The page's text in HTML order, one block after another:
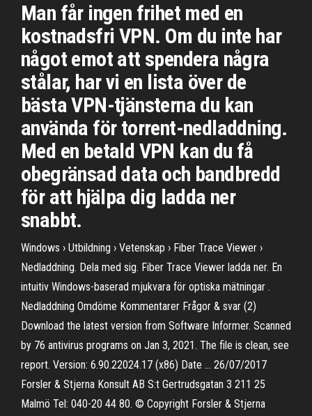
Man får ingen frihet med en
kostnadsfri VPN. Om du inte har
något emot att spendera några
stålar, har vi en lista över de
bästa VPN-tjänsterna du kan
använda för torrent-nedladdning.
Med en betald VPN kan du få
obegränsad data och bandbredd
för att hjälpa dig ladda ner
snabbt.
Windows › Utbildning › Vetenskap › Fiber Trace Viewer ›
Nedladdning. Dela med sig. Fiber Trace Viewer ladda ner. En
intuitiv Windows-baserad mjukvara för optiska mätningar .
Nedladdning Omdöme Kommentarer Frågor & svar (2)
Download the latest version from Software Informer. Scanned
by 76 antivirus programs on Jan 3, 2021. The file is clean, see
report. Version: 6.90.22024.17 (x86) Date … 26/07/2017
Forsler & Stjerna Konsult AB S:t Gertrudsgatan 3 211 25
Malmö Tel: 040-20 44 80. © Copyright Forsler & Stjerna